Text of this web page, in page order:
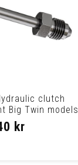
clutch
Big Twin models
kr